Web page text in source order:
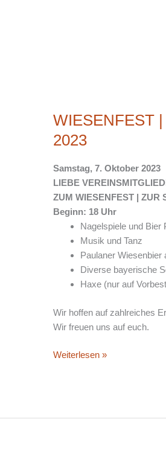
WIESENFEST
2023
Samstag, 7. Oktober 2023
LIEBE
ZUM WIESENFEST | ZUR
Beginn: 18 Uhr
Nagelspiele und Bier
Musik und Tanz
Paulaner Wiesenbier
Diverse bayerische
Haxe (nur auf
Wir hoffen auf zahlreiches
Wir freuen uns auf euch.
SAISONABSCHLUSSFEIER
2023
Weiterlesen »